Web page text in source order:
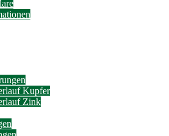
Kupfer
Zink